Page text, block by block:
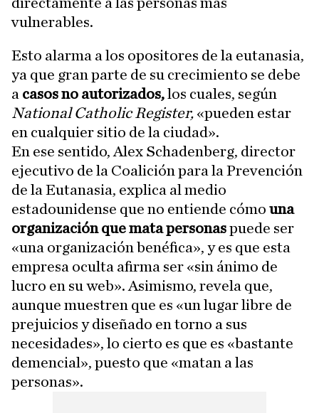
vulnerables.
Esto alarma a los opositores de la eutanasia,
ya que gran parte de su crecimiento se debe
a casos no autorizados,los cuales, según
National Catholic Register, «pueden estar
en cualquier sitio de la ciudad».
En ese sentido, Alex Schadenberg, director
ejecutivo de la Coalición para la Prevención
de la Eutanasia, explica al medio
estadounidense que no entiende cómo una
organización que mata personaspuede ser
«una organización benéfica», y es que esta
empresa oculta afirma ser «sin ánimo de
lucro en su web». Asimismo, revela que,
aunque muestren que es «un lugar libre de
prejuicios y diseñado en torno a sus
necesidades», lo cierto es que es «bastante
demencial», puesto que «matan a las
personas».